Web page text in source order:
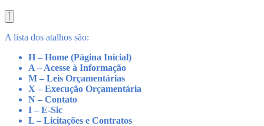
A lista dos atalhos são:
H – Home (Página Inicial)
A – Acesse à Informação
M – Leis Orçamentárias
X – Execução Orçamentária
N – Contato
I – E-Sic
L – Licitações e Contratos